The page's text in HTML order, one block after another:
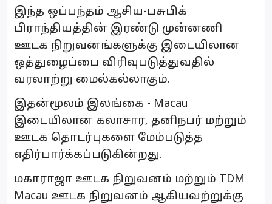
இந்த ஒப்பந்தம் ஆசிய-பசுபிக்
பிராந்தியத்தின் இரண்டு முன்னணி
ஊடக நிறுவனங்களுக்கு இடையிலான
ஒத்துழைப்பை விரிவுபடுத்துவதில்
வரலாற்று மைல்கல்லாகும்.
இதன்மூலம் இலங்கை - Macau
இடையிலான கலாசார, தனிநபர் மற்றும்
ஊடக தொடர்புகளை மேம்படுத்த
எதிர்பார்க்கப்படுகின்றது.
மகாராஜா ஊடக நிறுவனம் மற்றும் TDM
Macau ஊடக நிறுவனம் ஆகியவற்றுக்கு